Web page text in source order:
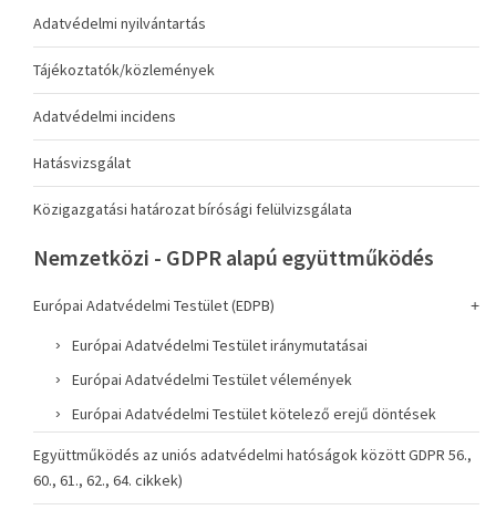
Adatvédelmi nyilvántartás
Tájékoztatók/közlemények
Adatvédelmi incidens
Hatásvizsgálat
Közigazgatási határozat bírósági felülvizsgálata
Nemzetközi - GDPR alapú együttműködés
Európai Adatvédelmi Testület (EDPB)
Európai Adatvédelmi Testület iránymutatásai
Európai Adatvédelmi Testület vélemények
Európai Adatvédelmi Testület kötelező erejű döntések
Együttműködés az uniós adatvédelmi hatóságok között GDPR 56.,
60., 61., 62., 64. cikkek)